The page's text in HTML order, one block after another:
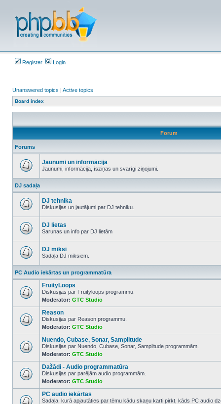
Register Login
Unanswered topics | Active topics
Board index
Forum
Forums
unread
posts
Jaunumi un informācija
Jaunumi, informācija, īsziņas un svarīgi ziņojumi.
DJ sadaļa
unread
posts
DJ tehnika
Diskusijas un jautājumi par DJ tehniku.
unread
posts
DJ lietas
Sarunas un info par DJ lietām
unread
posts
DJ miksi
Sadaļa DJ miksiem.
PC Audio iekārtas un programmatūra
No
unread
posts
FruityLoops
Diskusijas par Fruityloops programmu.
Moderator: GTC Studio
No
unread
posts
Reason
Diskusijas par Reason programmu.
Moderator: GTC Studio
No
unread
posts
Nuendo, Cubase, Sonar, Samplitude
Diskusijas par Nuendo, Cubase, Sonar, Samplitude programmām.
Moderator: GTC Studio
No
unread
posts
Dažādi - Audio programmatūra
Diskusijas par parējām audio programmām.
Moderator: GTC Studio
PC audio iekārtas
Sadaļa, kurā apjautāties par tēmu kādu skaņu karti pirkt, kāds PC audio